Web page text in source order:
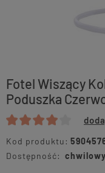
Fotel Wiszący
Poduszka
Kod produktu:
Dostępność: